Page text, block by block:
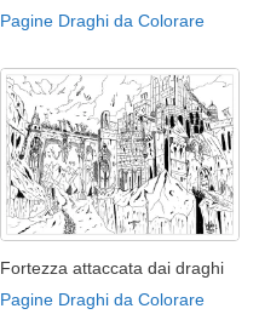
Pagine Draghi da Colorare
Fortezza attaccata dai draghi
Pagine Draghi da Colorare